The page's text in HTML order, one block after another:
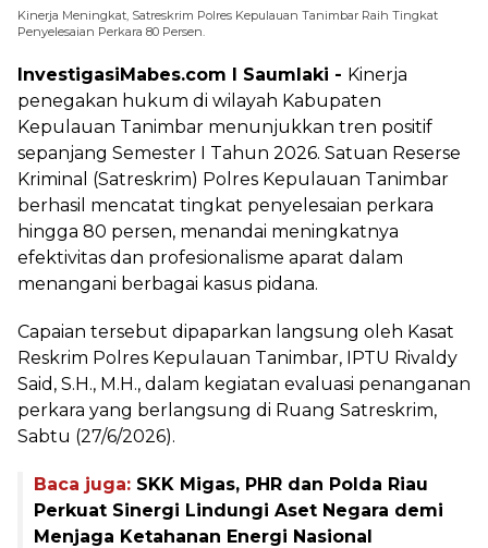
Kinerja Meningkat, Satreskrim Polres Kepulauan Tanimbar Raih Tingkat
Penyelesaian Perkara 80 Persen.
InvestigasiMabes.com l Saumlaki - Kinerja
penegakan hukum di wilayah Kabupaten
Kepulauan Tanimbar menunjukkan tren positif
sepanjang Semester I Tahun 2026. Satuan Reserse
Kriminal (Satreskrim) Polres Kepulauan Tanimbar
berhasil mencatat tingkat penyelesaian perkara
hingga 80 persen, menandai meningkatnya
efektivitas dan profesionalisme aparat dalam
menangani berbagai kasus pidana.
Capaian tersebut dipaparkan langsung oleh Kasat
Reskrim Polres Kepulauan Tanimbar, IPTU Rivaldy
Said, S.H., M.H., dalam kegiatan evaluasi penanganan
perkara yang berlangsung di Ruang Satreskrim,
Sabtu (27/6/2026).
Baca juga: SKK Migas, PHR dan Polda Riau
Perkuat Sinergi Lindungi Aset Negara demi
Menjaga Ketahanan Energi Nasional